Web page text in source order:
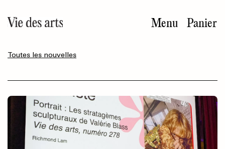
au
contenu
Menu Panier
Toutes les nouvelles